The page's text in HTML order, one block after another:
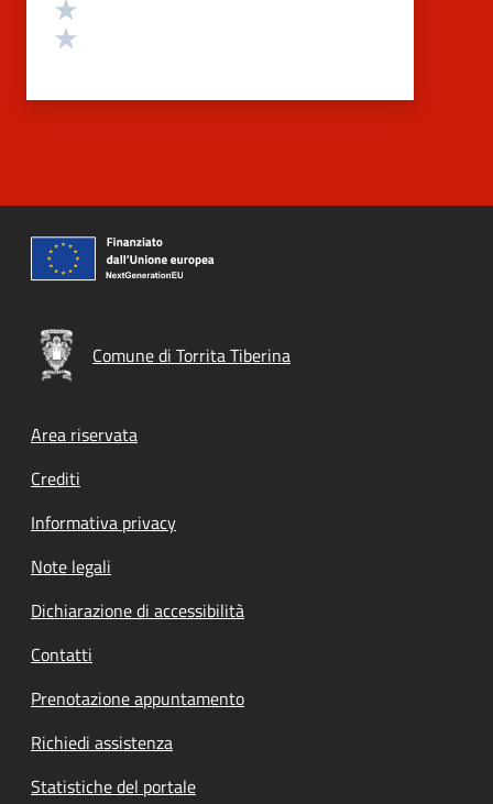
Comune di Torrita Tiberina
Footer menu
Area riservata
Crediti
Informativa privacy
Note legali
Dichiarazione di accessibilità
Contatti
Prenotazione appuntamento
Richiedi assistenza
Statistiche del portale